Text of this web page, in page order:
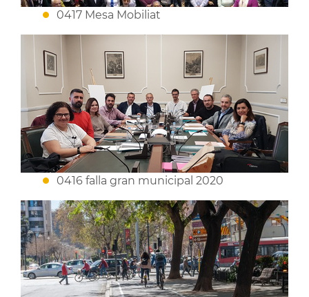
0417 Mesa Mobiliat
0416 falla gran municipal 2020